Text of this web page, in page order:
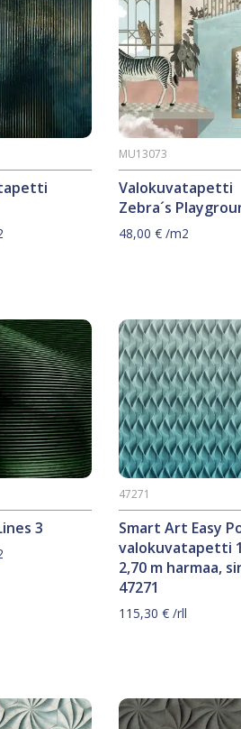
Valokuvatapetti
Zebra´s
MU13073
48,00 €/m2
3
Smart Art Easy
valokuvatapetti
2,70 m harmaa,
47271
47271
115,30 €/rll